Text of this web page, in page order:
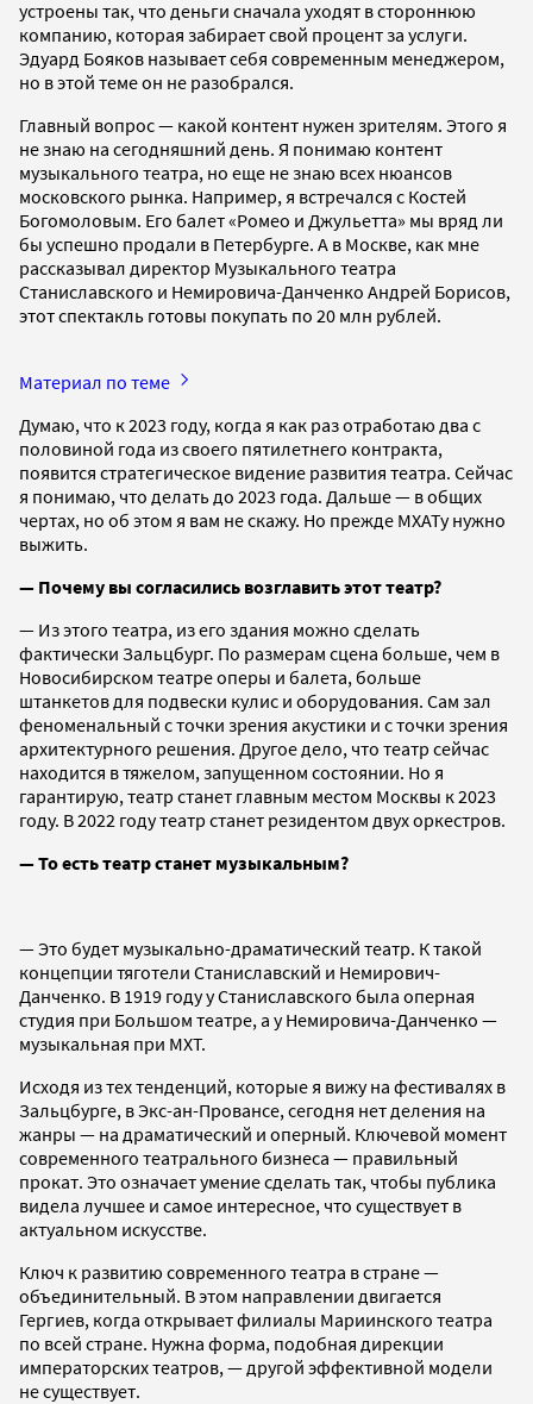
устроены так, что деньги сначала уходят в стороннюю
компанию, которая забирает свой процент за услуги.
Эдуард Бояков называет себя современным менеджером,
но в этой теме он не разобрался.
Главный вопрос — какой контент нужен зрителям. Этого я
не знаю на сегодняшний день. Я понимаю контент
музыкального театра, но еще не знаю всех нюансов
московского рынка. Например, я встречался с Костей
Богомоловым. Его балет «Ромео и Джульетта» мы вряд ли
бы успешно продали в Петербурге. А в Москве, как мне
рассказывал директор Музыкального театра
Станиславского и Немировича-Данченко Андрей Борисов,
этот спектакль готовы покупать по 20 млн рублей.
Материал по теме
Думаю, что к 2023 году, когда я как раз отработаю два с
половиной года из своего пятилетнего контракта,
появится стратегическое видение развития театра. Сейчас
я понимаю, что делать до 2023 года. Дальше — в общих
чертах, но об этом я вам не скажу. Но прежде МХАТу нужно
выжить.
— Почему вы согласились возглавить этот театр?
— Из этого театра, из его здания можно сделать
фактически Зальцбург. По размерам сцена больше, чем в
Новосибирском театре оперы и балета, больше
штанкетов для подвески кулис и оборудования. Сам зал
феноменальный с точки зрения акустики и с точки зрения
архитектурного решения. Другое дело, что театр сейчас
находится в тяжелом, запущенном состоянии. Но я
гарантирую, театр станет главным местом Москвы к 2023
году. В 2022 году театр станет резидентом двух оркестров.
— То есть театр станет музыкальным?
— Это будет музыкально-драматический театр. К такой
концепции тяготели Станиславский и Немирович-
Данченко. В 1919 году у Станиславского была оперная
студия при Большом театре, а у Немировича-Данченко —
музыкальная при МХТ.
Исходя из тех тенденций, которые я вижу на фестивалях в
Зальцбурге, в Экс-ан-Провансе, сегодня нет деления на
жанры — на драматический и оперный. Ключевой момент
современного театрального бизнеса — правильный
прокат. Это означает умение сделать так, чтобы публика
видела лучшее и самое интересное, что существует в
актуальном искусстве.
Ключ к развитию современного театра в стране —
объединительный. В этом направлении двигается
Гергиев, когда открывает филиалы Мариинского театра
по всей стране. Нужна форма, подобная дирекции
императорских театров, — другой эффективной модели
не существует.